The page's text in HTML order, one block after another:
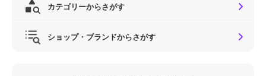
カテゴリーからさがす
ショップ・ブランドからさがす